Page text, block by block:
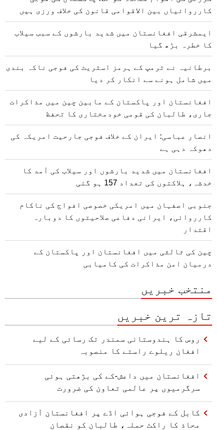
کارروائیاں بین الاقوامی قانون کی خلاف ورزی ہیں
ایمشرقی افغانستان میں شدید بارشوں کے سبب سیلاب
کا خطرہ بڑھ گیا
برطانیہ نے ٹرمپ کے ہرمز اسٹریٹ کی فوجی ناکہ بندی
میں شامل ہونے سے انکار کر دیا
افغانستان اور پاکستان کے مابین چین میں مذاکرات
جاری، طالبان کی قومی خودمختاری کا تحفظ
انصار عباسی: ایران کے خلاف فوجی جارحیت امریکہ کی
دھوکہ دہی ہے
افغانستان میں شدید بارشوں اور سیلاب کی آمد کا
خدشہ، ہلاکتوں کی تعداد 157 ہو گئی
جنوبی اصفہان میں امریکی خصوصی افواج کی ناکام
کارروائی، ایرانی دفاعی صلاحیتوں کا دوبارہ
اقتدار
چین کی ثالثی میں افغانستان اور پاکستان کے
درمیان امن مذاکرات کی کامیابی
منتخب خبریں
تازہ ترین خبریں
روس کا ہندوستانی سمندر تک رسائی کے لیے
افغان ریلوے راستے کا منصوبہ
افغانستان میں داعش-کے کی بڑھتی ہوئی
سرگرمیوں پر عالمی تعاون کی ضرورت
کابل کے فوجی ہوائی اڈے پر افغانستان آزادی
محاذ کا راکٹ حملہ، طالبان کو نقصان